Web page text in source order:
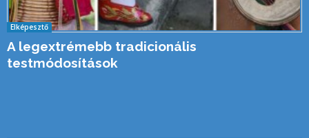
Elképesztő
A legextrémebb tradicionális
testmódosítások